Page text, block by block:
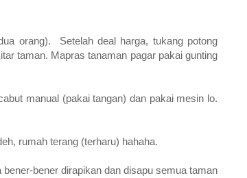
orang). Setelah deal harga, tukang potong
taman. Mapras tanaman pagar pakai gunting
manual (pakai tangan) dan pakai mesin lo.
rumah terang (terharu) hahaha.
bener dirapikan dan disapu semua taman